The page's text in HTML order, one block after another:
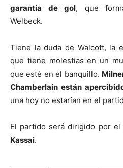
garantía de gol, que
Welbeck.
Tiene la duda de Walcott, la
que tiene molestias en un
que esté en el banquillo.
Chamberlain están
una hoy no estarían en el
El partido será dirigido por el
Kassai.